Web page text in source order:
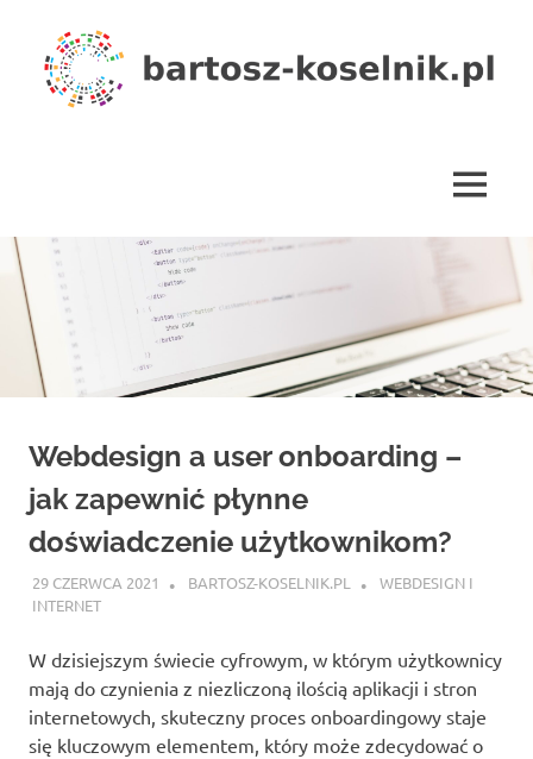
content
MENU
Webdesign a user onboarding –
jak zapewnić płynne
doświadczenie użytkownikom?
29 CZERWCA 2021 BARTOSZ-KOSELNIK.PL
WEBDESIGN I
INTERNET
W dzisiejszym świecie cyfrowym, w którym użytkownicy
mają do czynienia z niezliczoną ilością aplikacji i stron
internetowych, skuteczny proces onboardingowy staje
się kluczowym elementem, który może zdecydować o